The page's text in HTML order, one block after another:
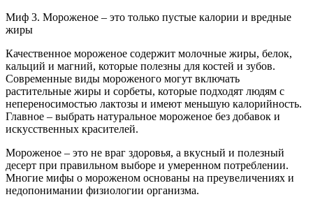
Миф 3. Мороженое – это только пустые калории и вредные
жиры
Качественное мороженое содержит молочные жиры, белок,
кальций и магний, которые полезны для костей и зубов.
Современные виды мороженого могут включать
растительные жиры и сорбеты, которые подходят людям с
непереносимостью лактозы и имеют меньшую калорийность.
Главное – выбрать натуральное мороженое без добавок и
искусственных красителей.
Мороженое – это не враг здоровья, а вкусный и полезный
десерт при правильном выборе и умеренном потреблении.
Многие мифы о мороженом основаны на преувеличениях и
недопонимании физиологии организма.